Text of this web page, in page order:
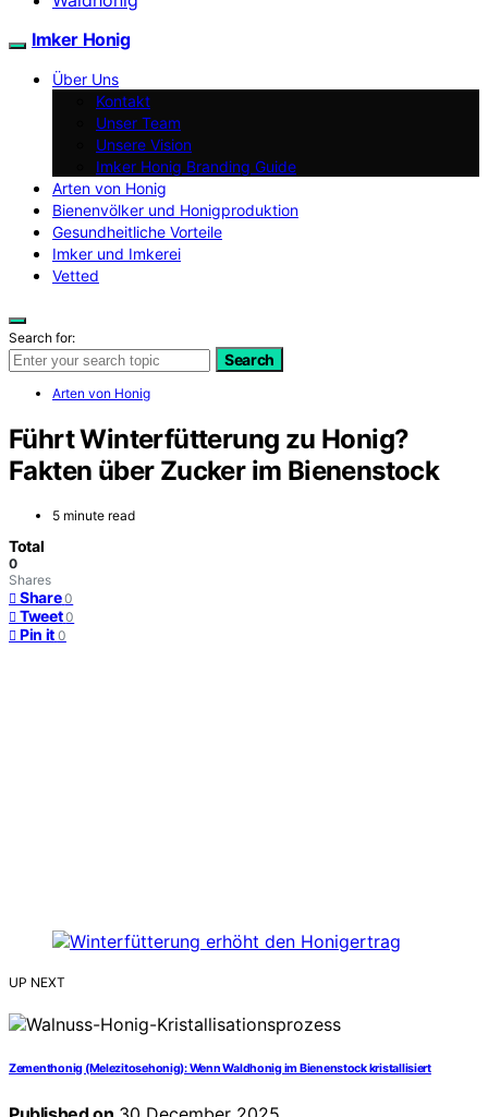
Imker Honig
Über Uns
Kontakt
Unser Team
Unsere Vision
Imker Honig Branding Guide
Arten von Honig
Bienenvölker und Honigproduktion
Gesundheitliche Vorteile
Imker und Imkerei
Vetted
Search for:
Search
Arten von Honig
Führt Winterfütterung zu Honig?
Fakten über Zucker im Bienenstock
5 minute read
Total
0
Shares
Share 0
Tweet 0
Pin it 0
UP NEXT
Zementhonig (Melezitosehonig): Wenn Waldhonig im Bienenstock kristallisiert